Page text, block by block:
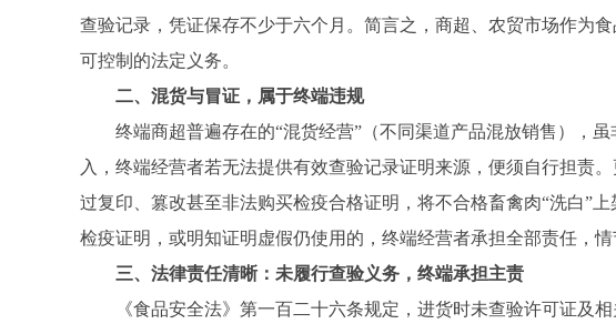
查验记录，凭证保存不少于六个月。简言之，商超、农贸市场作为
可控制的法定义务。
二、混货与冒证，属于终端违规
终端商超普遍存在的“混货经营”（不同渠道产品混放销售），
入，终端经营者若无法提供有效查验记录证明来源，便须自行担
过复印、篡改甚至非法购买检疫合格证明，将不合格畜禽肉“洗白”
检疫证明，或明知证明虚假仍使用的，终端经营者承担全部责任，情
三、法律责任清晰：未履行查验义务，终端承担主责
《食品安全法》第一百二十六条规定，进货时未查验许可证及